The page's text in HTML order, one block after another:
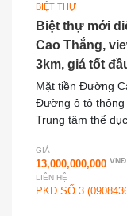
BIỆT THỰ
Biệt thự mới
Cao Thắng,
3km, giá tốt
Mặt tiền Đường
Đường ô tô thông
Trung tâm thể
GIÁ
13,000,000,000 VNĐ
LIÊN HỆ
PKD SỐ 3